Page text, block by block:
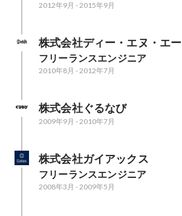
2012年9月 -2015年9月
株式会社ディー・エヌ・エー
フリーランスエンジニア
2010年8月 -2012年7月
株式会社ぐるなび
2009年9月 -2010年7月
株式会社ガイアックス
フリーランスエンジニア
2008年3月 -2009年5月